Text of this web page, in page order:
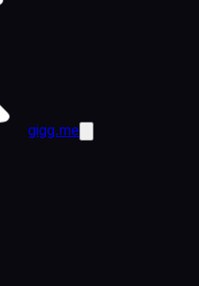
gigg.me